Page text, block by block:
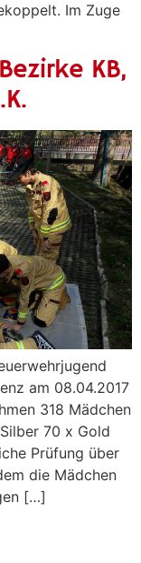
Im Zuge
KB,
am 08.04.2017
318 Mädchen
70 x Gold
Prüfung über
die Mädchen
[…]